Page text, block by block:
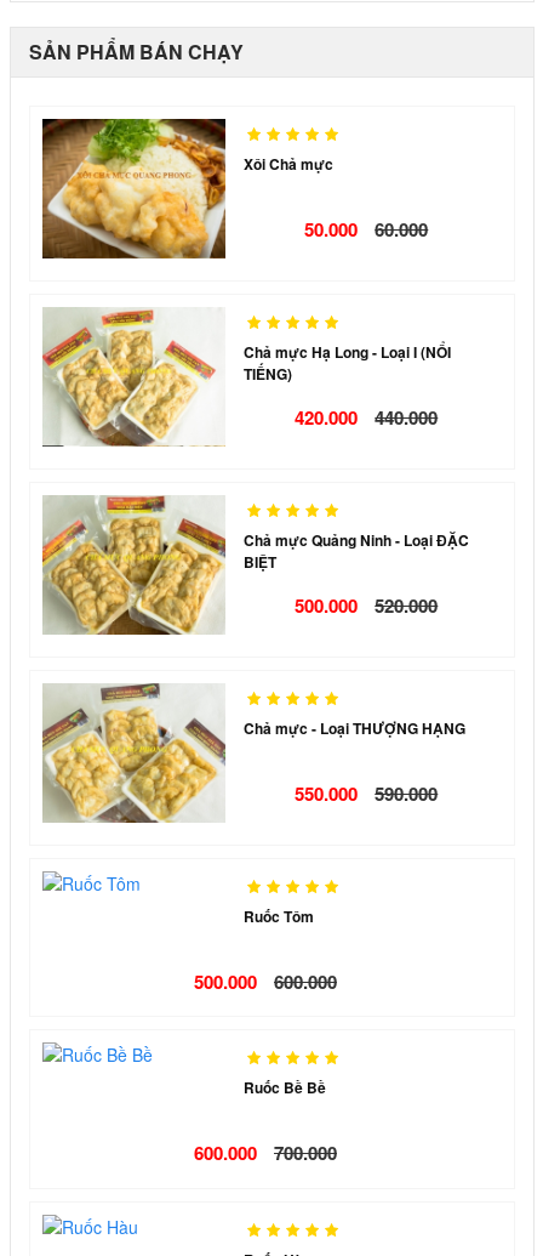
SẢN PHẨM BÁN CHẠY
Xôi Chả mực
50.000 60.000
Chả mực Hạ Long - Loại I (NỔI
TIẾNG)
420.000 440.000
Chả mực Quảng Ninh - Loại ĐẶC
BIỆT
500.000 520.000
Chả mực - Loại THƯỢNG HẠNG
550.000 590.000
Ruốc Tôm
500.000 600.000
Ruốc Bề Bề
600.000 700.000